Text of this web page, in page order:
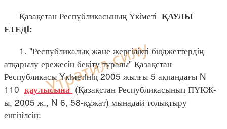
Қазақстан Республикасының Үкiметi ҚАУЛЫ
ЕТЕДI:
1. "Республикалық және жергiлiктi бюджеттердiң
атқарылу ережесiн бекiту туралы" Қазақстан
Республикасы Yкiметiнiң 2005 жылғы 5 ақпандағы N
110 қаулысына (Қазақстан Республикасының ПҮКЖ-
ы, 2005 ж., N 6, 58-құжат) мынадай толықтыру
енгiзiлсiн: